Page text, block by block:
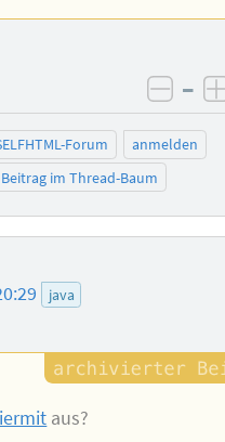
–
Forum
anmelden
Beitrag im Thread-Baum
java
aus?